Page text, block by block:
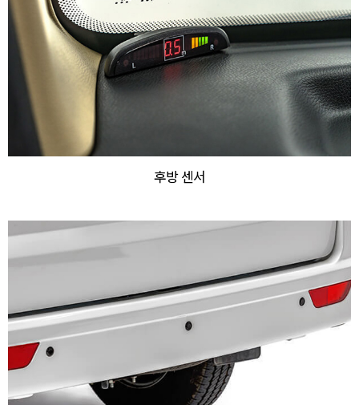
후방 센서